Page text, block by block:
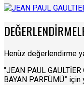
Henüz değerlendirme
“JEAN PAUL
BAYAN PARFÜMÜ”